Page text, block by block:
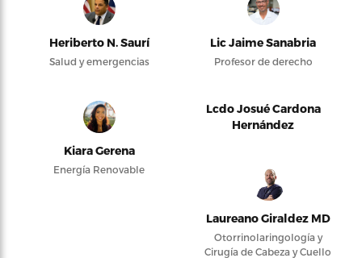
Heriberto N. Saurí
Salud y emergencias
Lic Jaime Sanabria
Profesor de derecho
Kiara Gerena
Energía Renovable
Lcdo Josué Cardona
Hernández
Laureano Giraldez MD
Otorrinolaringología y
Cirugía de Cabeza y Cuello